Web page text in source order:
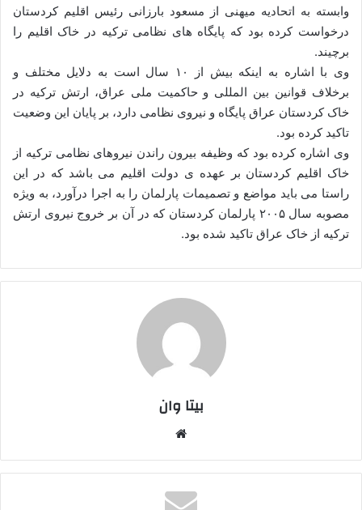
وابسته به اتحادیه میهنی از مسعود بارزانی رئیس اقلیم کردستان
درخواست کرده بود که پایگاه های نظامی ترکیه در خاک اقلیم را
برچیند.
وی با اشاره به اینکه بیش از ۱۰ سال است به دلایل مختلف و
برخلاف قوانین بین المللی و حاکمیت ملی عراق، ارتش ترکیه در
خاک کردستان عراق پایگاه و نیروی نظامی دارد، بر پایان این وضعیت
تاکید کرده بود.
وی اشاره کرده بود که وظیفه بیرون راندن نیروهای نظامی ترکیه از
خاک اقلیم کردستان بر عهده ی دولت اقلیم می باشد که در این
راستا می باید مواضع و تصمیمات پارلمان را به اجرا درآورد، به ویژه
مصوبه سال ۲۰۰۵ پارلمان کردستان که در آن بر خروج نیروی ارتش
ترکیه از خاک عراق تاکید شده بود.
بیتا وان